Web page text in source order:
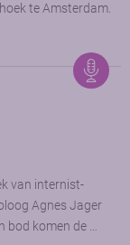
te Amsterdam.
van internist-
Agnes Jager
bod komen de …